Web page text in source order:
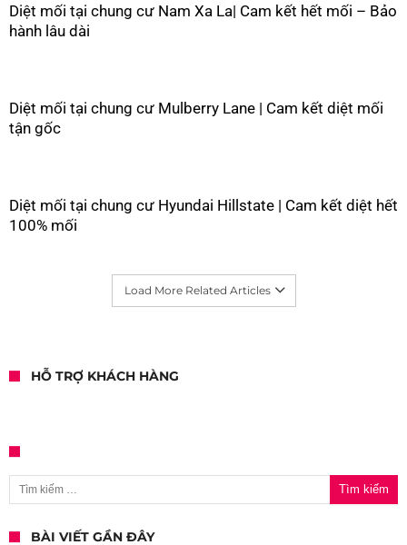
Diệt mối tại chung cư Nam Xa La| Cam kết hết mối – Bảo
hành lâu dài
Diệt mối tại chung cư Mulberry Lane | Cam kết diệt mối
tận gốc
Diệt mối tại chung cư Hyundai Hillstate | Cam kết diệt hết
100% mối
Load More Related Articles
HỖ TRỢ KHÁCH HÀNG
Tìm kiếm cho:
BÀI VIẾT GẦN ĐÂY